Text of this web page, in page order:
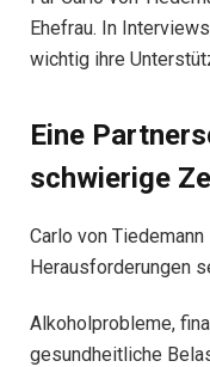
Ehefrau. In
wichtig ihre
Eine
schwierige
Carlo von
Herausforderungen
Alkoholprobleme,
gesundheitliche